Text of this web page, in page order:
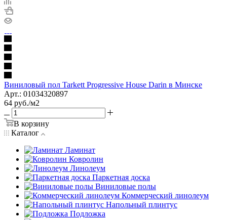
Виниловый пол Tarkett Progressive House Darin в Минске
Арт.: 01034320897
64 руб./м2
В корзину
Каталог
Ламинат
Ковролин
Линолеум
Паркетная доска
Виниловые полы
Коммерческий линолеум
Напольный плинтус
Подложка